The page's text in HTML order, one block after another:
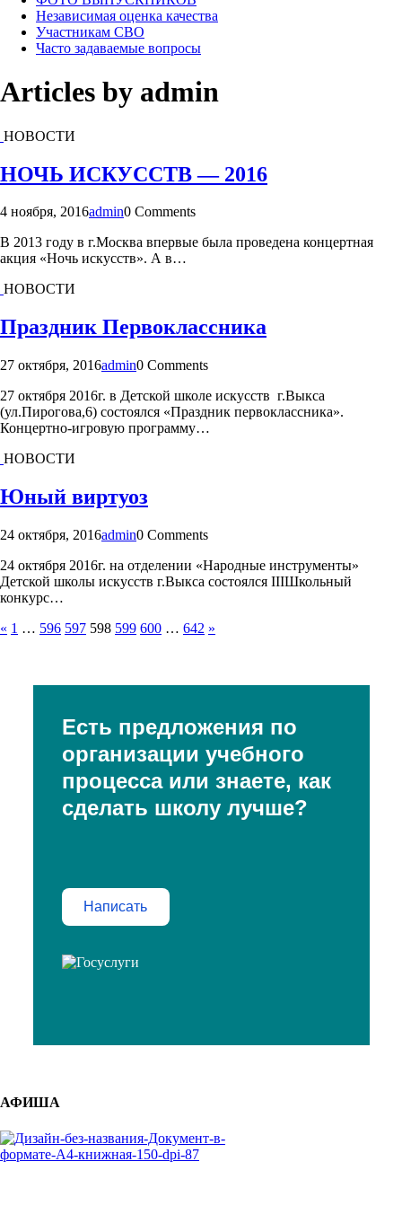
Независимая оценка качества
Участникам СВО
Часто задаваемые вопросы
Articles by admin
НОВОСТИ
НОЧЬ ИСКУССТВ — 2016
4 ноября, 2016admin0 Comments
В 2013 году в г.Москва впервые была проведена концертная
акция «Ночь искусств». А в…
НОВОСТИ
Праздник Первоклассника
27 октября, 2016admin0 Comments
27 октября 2016г. в Детской школе искусств г.Выкса
(ул.Пирогова,6) состоялся «Праздник первоклассника».
Концертно-игровую программу…
НОВОСТИ
Юный виртуоз
24 октября, 2016admin0 Comments
24 октября 2016г. на отделении «Народные инструменты»
Детской школы искусств г.Выкса состоялся IIIШкольный
конкурс…
« 1 … 596 597 598 599 600 … 642 »
Есть предложения по
организации учебного
процесса или знаете, как
сделать школу лучше?
Написать
АФИША